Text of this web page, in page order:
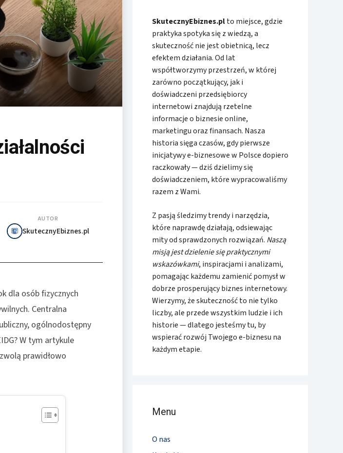
AUTOR
SkutecznyEbiznes.pl
dla osób fizycznych
Centralna
ogólnodostępny
W tym artykule
prawidłowo
SkutecznyEbiznes.plto miejsce, gdzie
praktyka spotyka się z wiedzą, a
skuteczność nie jest obietnicą, lecz
efektem działania. Od lat
współtworzymy przestrzeń, w której
zarówno początkujący, jak i
doświadczeni przedsiębiorcy
internetowi znajdują rzetelne
informacje o biznesie online,
marketingu oraz finansach. Nasza
historia sięga czasów, gdy pierwsze
inicjatywy e-biznesowe w Polsce dopiero
raczkowały — dziś dzielimy się
doświadczeniem, które wypracowaliśmy
razem z Wami.
Z pasją śledzimy trendy i narzędzia,
które naprawdę działają, odsiewając
mity od sprawdzonych rozwiązań. Naszą
misją jest dzielenie się praktycznymi
wskazówkami, inspiracjami i analizami,
pomagając każdemu zamienić pomysł w
dobrze prosperujący biznes internetowy.
Wierzymy, że skuteczność to nie tylko
liczby, ale przede wszystkim ludzie i ich
historie — dlatego jesteśmy tu, by
wspierać rozwój Twojego e-biznesu na
każdym etapie.
Menu
O nas